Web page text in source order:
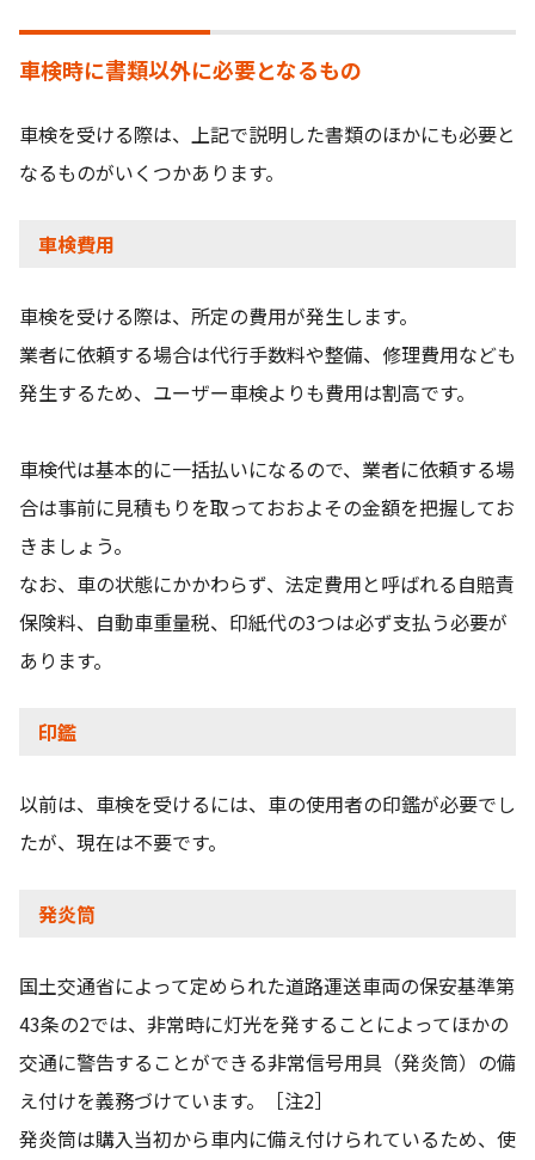
車検時に書類以外に必要となるもの
車検を受ける際は、上記で説明した書類のほかにも必要と
なるものがいくつかあります。
車検費用
車検を受ける際は、所定の費用が発生します。
業者に依頼する場合は代行手数料や整備、修理費用なども
発生するため、ユーザー車検よりも費用は割高です。
車検代は基本的に一括払いになるので、業者に依頼する場
合は事前に見積もりを取っておおよその金額を把握してお
きましょう。
なお、車の状態にかかわらず、法定費用と呼ばれる自賠責
保険料、自動車重量税、印紙代の3つは必ず支払う必要が
あります。
印鑑
以前は、車検を受けるには、車の使用者の印鑑が必要でし
たが、現在は不要です。
発炎筒
国土交通省によって定められた道路運送車両の保安基準第
43条の2では、非常時に灯光を発することによってほかの
交通に警告することができる非常信号用具（発炎筒）の備
え付けを義務づけています。［注2］
発炎筒は購入当初から車内に備え付けられているため、使